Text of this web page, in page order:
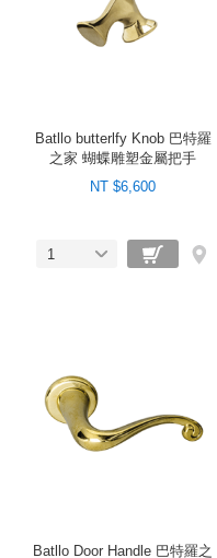
Batllo butterlfy Knob 巴特羅
之家 蝴蝶雕塑金屬把手
NT $6,600
1
Batllo Door Handle 巴特羅之